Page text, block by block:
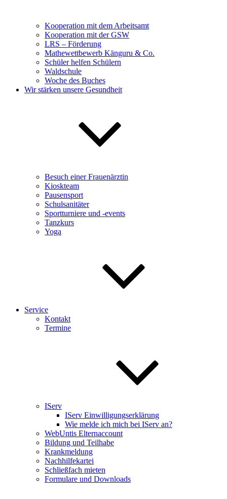
Kooperation mit dem Arbeitsamt
Kooperation mit der GSW
LRS – Förderung
Mathewettbewerb Känguru & Co.
Schüler helfen Schülern
Waldschule
Woche des Buches
Wir stärken unsere Gesundheit
Besuch einer Frauenärztin
Kioskteam
Pausensport
Schulsanitäter
Sportturniere und -events
Tanzkurs
Yoga
Service
Kontakt
Termine
IServ
IServ Einwilligungserklärung
Wie melde ich mich bei IServ an?
WebUntis Elternaccount
Bildung und Teilhabe
Krankmeldung
Nachhilfekartei
Schließfach mieten
Formulare und Downloads